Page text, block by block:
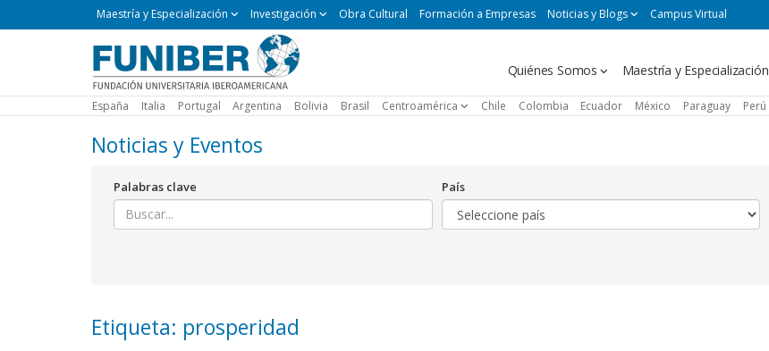
Maestría
Maestría y Especialización Investigación Obra Cultural Formación a Empresas Noticias y Blogs Campus Virtual
Navegación
Quiénes Somos Maestría y Especialización
España Italia Portugal Argentina Bolivia Brasil Centroamérica Chile Colombia Ecuador México Paraguay Perú
Noticias y Eventos
Palabras clave País
Etiqueta: prosperidad